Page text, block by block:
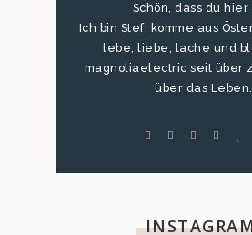
Schön, dass du hier
Ich bin Stef, komme aus
lebe, liebe, lache und
magnoliaelectric seit über
über das Leben.